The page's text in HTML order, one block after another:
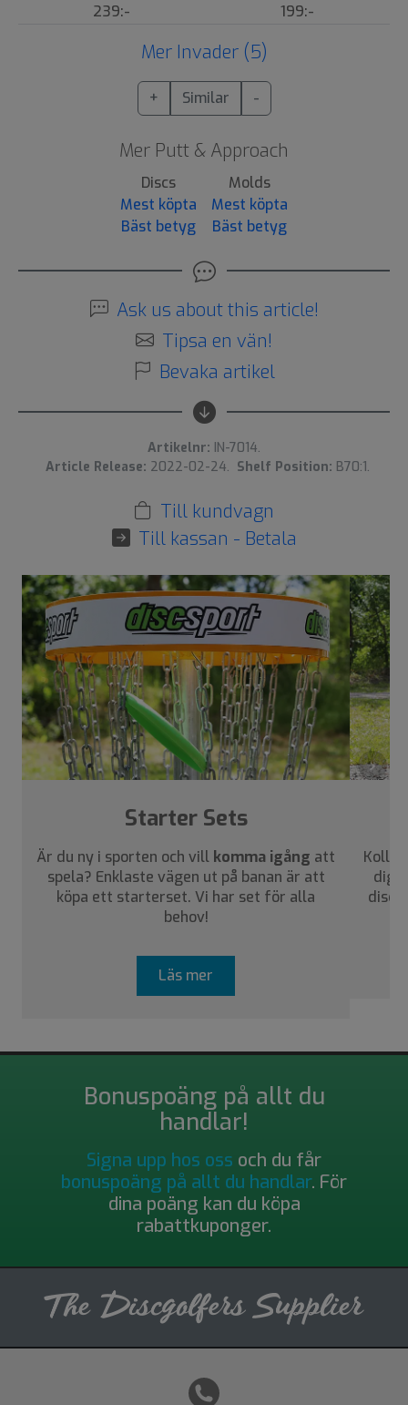
239:- 199:-
Mer Invader (5)
+ Similar -
Mer Putt & Approach
Discs
Mest köpta
Bäst betyg
Molds
Mest köpta
Bäst betyg
Ask us about this article!
Tipsa en vän!
Bevaka artikel
Artikelnr: IN-7014.
Article Release: 2022-02-24. Shelf Position: B70:1.
Till kundvagn
Till kassan - Betala
›
Starter Sets
Är du ny i sporten och vill komma igång att
spela? Enklaste vägen ut på banan är att
köpa ett starterset. Vi har set för alla
behov!
Läs mer
Kolla
dig
Bonuspoäng på allt du
handlar!
Signa upp hos oss och du får
bonuspoäng på allt du handlar. För
dina poäng kan du köpa
rabattkuponger.